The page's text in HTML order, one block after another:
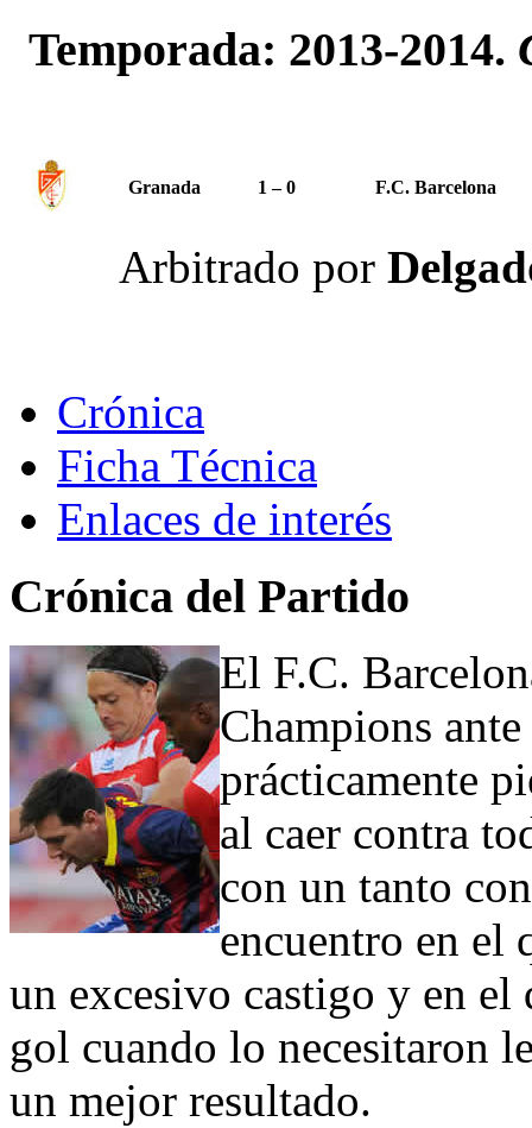
Temporada: 2013-2014.
Granada 1 – 0 F.C. Barcelona
Arbitrado por
Crónica
Ficha Técnica
Enlaces de interés
Crónica del Partido
El F.C.
Champions
prácticamente
al caer contra
con un tanto
encuentro en el
un excesivo castigo y en el
gol cuando lo necesitaron
un mejor resultado.